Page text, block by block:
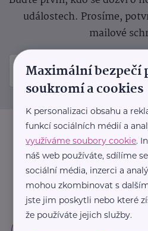
událostech. Prosíme,
mailové
Maximální bezpečí
soukromí a cookies
K personalizaci obsahu a
funkcí sociálních médií a
využíváme soubory cookie.
náš web používáte, sdílíme
sociální média, inzerci a
mohou zkombinovat s
jste jim poskytli nebo které
že používáte jejich služby.